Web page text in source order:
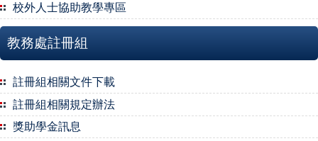
校外人士協助教學專區
教務處註冊組
註冊組相關文件下載
註冊組相關規定辦法
獎助學金訊息